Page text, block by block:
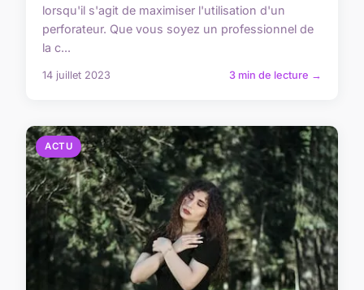
lorsqu'il s'agit de maximiser l'utilisation d'un
perforateur. Que vous soyez un professionnel de
la c...
14 juillet 2023 3 min de lecture →
ACTU